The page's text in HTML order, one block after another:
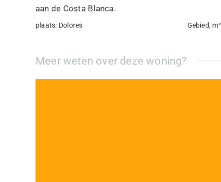
aan de Costa Blanca.
plaats: Dolores Gebied, m²
Meer weten over deze woning?